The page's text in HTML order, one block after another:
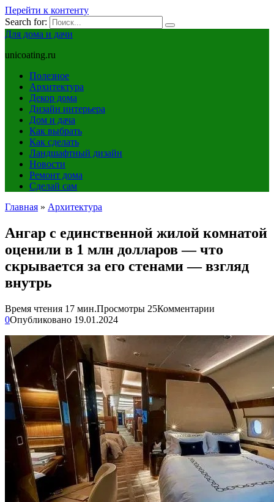
Перейти к контенту
Search for:
Для дома и дачи
unicoating.ru
Полезное
Архитектура
Декор дома
Дизайн интерьера
Дом и дача
Как выбрать
Как сделать
Ландшафтный дизайн
Новости
Ремонт дома
Сделай сам
Главная » Архитектура
Ангар с единственной жилой комнатой
оценили в 1 млн долларов — что
скрывается за его стенами — взгляд
внутрь
Время чтения 17 мин.Просмотры 25Комментарии
0Опубликовано 19.01.2024